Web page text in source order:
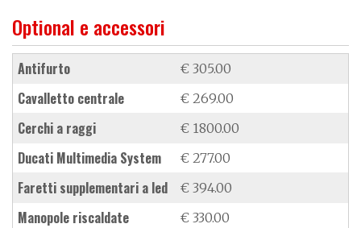
Optional e accessori
antifurto € 305.00
cavalletto centrale € 269.00
cerchi a raggi € 1800.00
Ducati Multimedia System € 277.00
faretti supplementari a led € 394.00
manopole riscaldate € 330.00